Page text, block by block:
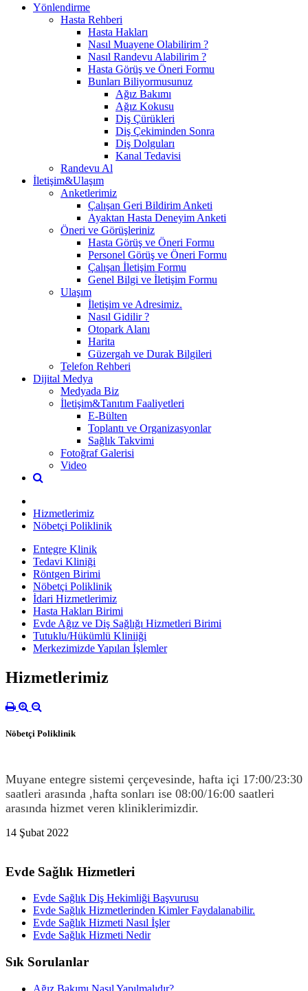
Yönlendirme
Hasta Rehberi
Hasta Hakları
Nasıl Muayene Olabilirim ?
Nasıl Randevu Alabilirim ?
Hasta Görüş ve Öneri Formu
Bunları Biliyormusunuz
Ağız Bakımı
Ağız Kokusu
Diş Çürükleri
Diş Çekiminden Sonra
Diş Dolguları
Kanal Tedavisi
Randevu Al
İletişim&Ulaşım
Anketlerimiz
Çalışan Geri Bildirim Anketi
Ayaktan Hasta Deneyim Anketi
Öneri ve Görüşleriniz
Hasta Görüş ve Öneri Formu
Personel Görüş ve Öneri Formu
Çalışan İletişim Formu
Genel Bilgi ve İletişim Formu
Ulaşım
İletişim ve Adresimiz.
Nasıl Gidilir ?
Otopark Alanı
Harita
Güzergah ve Durak Bilgileri
Telefon Rehberi
Dijital Medya
Medyada Biz
İletişim&Tanıtım Faaliyetleri
E-Bülten
Toplantı ve Organizasyonlar
Sağlık Takvimi
Fotoğraf Galerisi
Video
Hizmetlerimiz
Nöbetçi Poliklinik
Entegre Klinik
Tedavi Kliniği
Röntgen Birimi
Nöbetçi Poliklinik
İdari Hizmetlerimiz
Hasta Hakları Birimi
Evde Ağız ve Diş Sağlığı Hizmetleri Birimi
Tutuklu/Hükümlü Kliniiği
Merkezimizde Yapılan İşlemler
Hizmetlerimiz
Nöbetçi Poliklinik
Muyane entegre sistemi çerçevesinde, hafta içi 17:00/23:30
saatleri arasında ,hafta sonları ise 08:00/16:00 saatleri
arasında hizmet veren kliniklerimizdir.
14 Şubat 2022
Evde Sağlık Hizmetleri
Evde Sağlık Diş Hekimliği Başvurusu
Evde Sağlık Hizmetlerinden Kimler Faydalanabilir.
Evde Sağlık Hizmeti Nasıl İşler
Evde Sağlık Hizmeti Nedir
Sık Sorulanlar
Ağız Bakımı Nasıl Yapılmalıdır?